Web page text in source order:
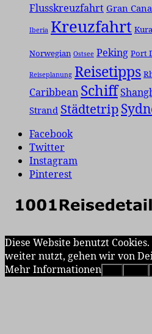
Flusskreuzfahrt Gran
Iberia Kreuzfahrt
Norwegian Ostsee Peking Port
Reiseplanung Reisetipps
Caribbean Schiff
Strand Städtetrip
Facebook
Twitter
Instagram
Pinterest
Diese Website benutzt
weiter nutzt, gehen wir von
Mehr Informationen